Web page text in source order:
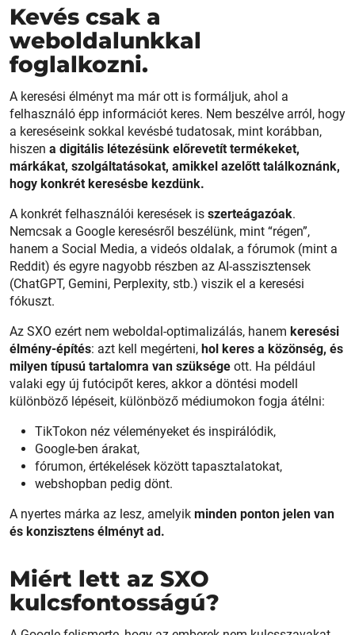
Kevés csak a
weboldalunkkal
foglalkozni.
A keresési élményt ma már ott is formáljuk, ahol a
felhasználó épp információt keres. Nem beszélve arról, hogy
a kereséseink sokkal kevésbé tudatosak, mint korábban,
hiszen a digitális létezésünk előrevetít termékeket,
márkákat, szolgáltatásokat, amikkel azelőtt találkoznánk,
hogy konkrét keresésbe kezdünk.
A konkrét felhasználói keresések is szerteágazóak.
Nemcsak a Google keresésről beszélünk, mint “régen”,
hanem a Social Media, a videós oldalak, a fórumok (mint a
Reddit) és egyre nagyobb részben az AI-asszisztensek
(ChatGPT, Gemini, Perplexity, stb.) viszik el a keresési
fókuszt.
Az SXO ezért nem weboldal-optimalizálás, hanem keresési
élmény-építés: azt kell megérteni, hol keres a közönség, és
milyen típusú tartalomra van szüksége ott. Ha például
valaki egy új futócipőt keres, akkor a döntési modell
különböző lépéseit, különböző médiumokon fogja átélni:
TikTokon néz véleményeket és inspirálódik,
Google-ben árakat,
fórumon, értékelések között tapasztalatokat,
webshopban pedig dönt.
A nyertes márka az lesz, amelyik minden ponton jelen van
és konzisztens élményt ad.
Miért lett az SXO
kulcsfontosságú?